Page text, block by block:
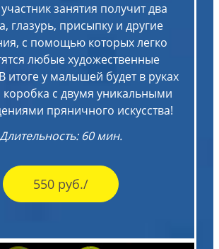
занятия получит два
глазурь, присыпку и другие
с помощью которых легко
любые художественные
итоге у малышей будет в руках
коробка с двумя уникальными
пряничного искусства!
Длительность: 60 мин.
550 руб./